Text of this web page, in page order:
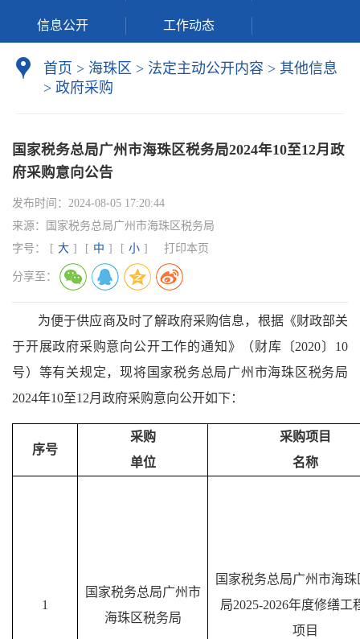
信息公开 工作动态
首页 > 海珠区 > 法定主动公开内容 > 其他信息
> 政府采购
国家税务总局广州市海珠区税务局2024年10至12月政
府采购意向公告
发布时间： 2024-08-05 17:20:44
来源：
国家税务总局广州市海珠区税务局
字号：
[ 大 ] [ 中 ] [ 小 ] 打印本页
分享至：
为便于供应商及时了解政府采购信息，根据《财政部关
于开展政府采购意向公开工作的通知》（财库〔2020〕 10
号）等有关规定，现将国家税务总局广州市海珠区税务局
2024年10至12月政府采购意向公开如下：
序号
采购
单位
采购项目
名称
1
国家税务总局广州市
海珠区税务局
国家税务总局广州市海
局2025-2026年度修缮工
项目